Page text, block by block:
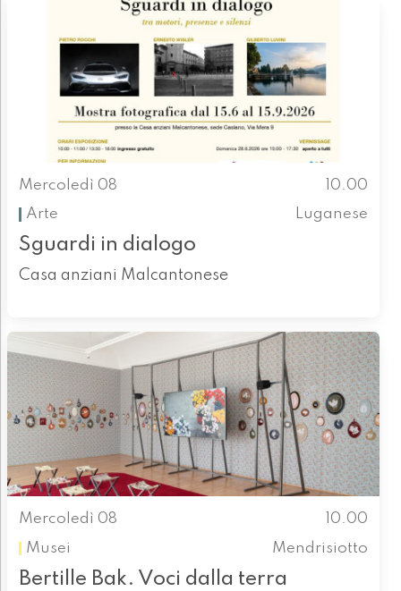
Mercoledì 08
10.00
Arte
Luganese
Sguardi in dialogo
Casa anziani Malcantonese
Mercoledì 08
10.00
Musei
Mendrisiotto
Bertille Bak. Voci dalla terra